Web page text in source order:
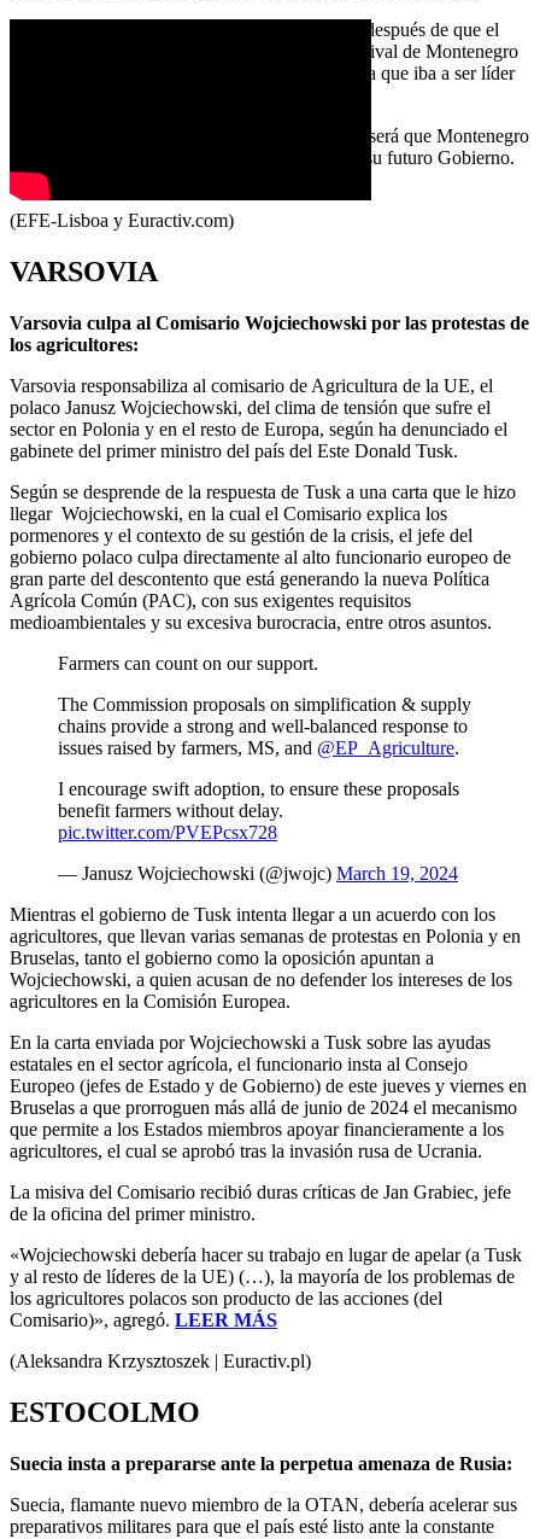
Señaló que también ha tomado esta resolución después de que el
secretario general del Partido Socialista (PS) y rival de Montenegro
en los comicios, Pedro Nuno Santos, confirmara que iba a ser líder
Como nuevo primer ministro, el siguiente paso será que Montenegro
presente a Rebelo de Sousa la composición de su futuro Gobierno.
LEER MÁS
(EFE-Lisboa y Euractiv.com)
VARSOVIA
Varsovia culpa al Comisario Wojciechowski por las protestas de
los agricultores:
Varsovia responsabiliza al comisario de Agricultura de la UE, el
polaco Janusz Wojciechowski, del clima de tensión que sufre el
sector en Polonia y en el resto de Europa, según ha denunciado el
gabinete del primer ministro del país del Este Donald Tusk.
Según se desprende de la respuesta de Tusk a una carta que le hizo
llegar Wojciechowski, en la cual el Comisario explica los
pormenores y el contexto de su gestión de la crisis, el jefe del
gobierno polaco culpa directamente al alto funcionario europeo de
gran parte del descontento que está generando la nueva Política
Agrícola Común (PAC), con sus exigentes requisitos
medioambientales y su excesiva burocracia, entre otros asuntos.
Farmers can count on our support.
The Commission proposals on simplification & supply
chains provide a strong and well-balanced response to
issues raised by farmers, MS, and @EP_Agriculture.
I encourage swift adoption, to ensure these proposals
benefit farmers without delay.
pic.twitter.com/PVEPcsx728
— Janusz Wojciechowski (@jwojc) March 19, 2024
Mientras el gobierno de Tusk intenta llegar a un acuerdo con los
agricultores, que llevan varias semanas de protestas en Polonia y en
Bruselas, tanto el gobierno como la oposición apuntan a
Wojciechowski, a quien acusan de no defender los intereses de los
agricultores en la Comisión Europea.
En la carta enviada por Wojciechowski a Tusk sobre las ayudas
estatales en el sector agrícola, el funcionario insta al Consejo
Europeo (jefes de Estado y de Gobierno) de este jueves y viernes en
Bruselas a que prorroguen más allá de junio de 2024 el mecanismo
que permite a los Estados miembros apoyar financieramente a los
agricultores, el cual se aprobó tras la invasión rusa de Ucrania.
La misiva del Comisario recibió duras críticas de Jan Grabiec, jefe
de la oficina del primer ministro.
«Wojciechowski debería hacer su trabajo en lugar de apelar (a Tusk
y al resto de líderes de la UE) (…), la mayoría de los problemas de
los agricultores polacos son producto de las acciones (del
Comisario)», agregó. LEER MÁS
(Aleksandra Krzysztoszek | Euractiv.pl)
ESTOCOLMO
Suecia insta a prepararse ante la perpetua amenaza de Rusia:
Suecia, flamante nuevo miembro de la OTAN, debería acelerar sus
preparativos militares para que el país esté listo ante la constante